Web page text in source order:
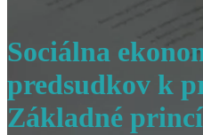
Sociálna
predsudkov k
Základné